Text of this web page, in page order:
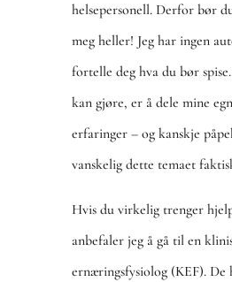
helsepersonell. Derfor bør
meg heller! Jeg har ingen
fortelle deg hva du bør
kan gjøre, er å dele mine
erfaringer – og kanskje
vanskelig dette temaet
Hvis du virkelig trenger
anbefaler jeg å gå til en
ernæringsfysiolog (KEF). De